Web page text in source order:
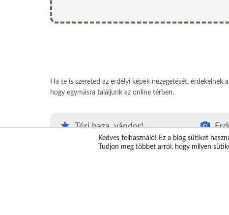
Ha te is szereted az erdélyi képek nézegetését,
hogy egymásra találjunk az online térben.
Térj haza, vándor!
#Térjhazavándor
Kedves felhasználó! Ez a blog sütiket
Tudjon meg többet arról, hogy milyen